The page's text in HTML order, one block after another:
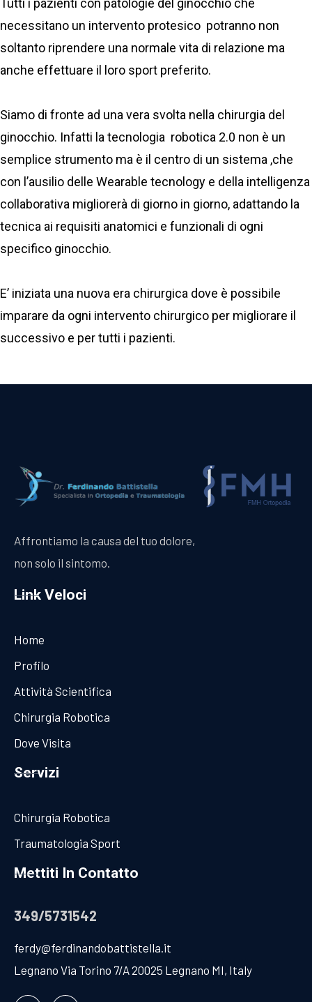
Tutti i pazienti con patologie del ginocchio che
necessitano un intervento protesico potranno non
soltanto riprendere una normale vita di relazione ma
anche effettuare il loro sport preferito.
Siamo di fronte ad una vera svolta nella chirurgia del
ginocchio. Infatti la tecnologia robotica 2.0 non è un
semplice strumento ma è il centro di un sistema ,che
con l’ausilio delle Wearable tecnology e della intelligenza
collaborativa migliorerà di giorno in giorno, adattando la
tecnica ai requisiti anatomici e funzionali di ogni
specifico ginocchio.
E’ iniziata una nuova era chirurgica dove è possibile
imparare da ogni intervento chirurgico per migliorare il
successivo e per tutti i pazienti.
Affrontiamo la causa del tuo dolore,
non solo il sintomo.
Link Veloci
Home
Profilo
Attività Scientifica
Chirurgia Robotica
Dove Visita
Servizi
Chirurgia Robotica
Traumatologia Sport
Mettiti In Contatto
349/5731542
ferdy@ferdinandobattistella.it
Legnano Via Torino 7/A 20025 Legnano MI, Italy